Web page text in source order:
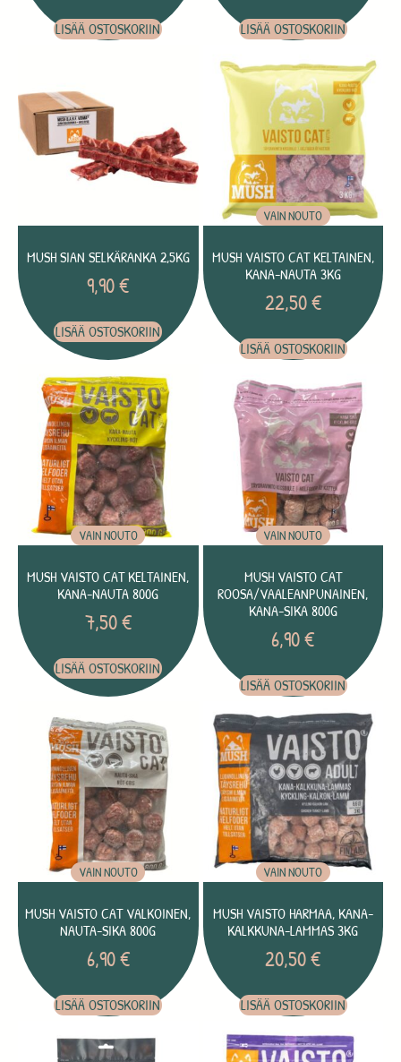
LISÄÄ OSTOSKORIIN LISÄÄ OSTOSKORIIN
MUSH SIAN SELKÄRANKA 2,5KG
9,90€
LISÄÄ OSTOSKORIIN
VAIN NOUTO
MUSH VAISTO CAT KELTAINEN,
KANA-NAUTA 3KG
22,50€
LISÄÄ OSTOSKORIIN
VAIN NOUTO
MUSH VAISTO CAT KELTAINEN,
KANA-NAUTA 800G
7,50€
LISÄÄ OSTOSKORIIN
VAIN NOUTO
MUSH VAISTO CAT
ROOSA/VAALEANPUNAINEN,
KANA-SIKA 800G
6,90€
LISÄÄ OSTOSKORIIN
VAIN NOUTO
MUSH VAISTO CAT VALKOINEN,
NAUTA-SIKA 800G
6,90€
LISÄÄ OSTOSKORIIN
VAIN NOUTO
MUSH VAISTO HARMAA, KANA-
KALKKUNA-LAMMAS 3KG
20,50€
LISÄÄ OSTOSKORIIN